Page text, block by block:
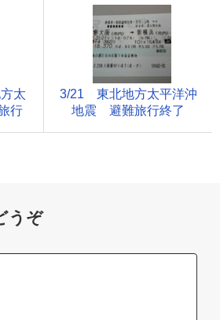
太
行
3/21 東北地方太平洋沖
地震 避難旅行終了
うぞ